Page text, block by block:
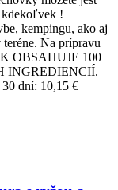
kdekoľvek !
kempingu, ako aj
Na prípravu
OBSAHUJE 100
INGREDIENCIÍ.
dní: 10,15 €